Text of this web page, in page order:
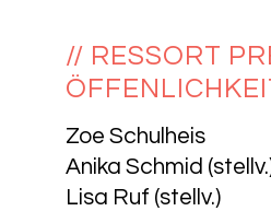
// RESSORT
Zoe Schulheis
Anika Schmid
Lisa Ruf (stellv.)